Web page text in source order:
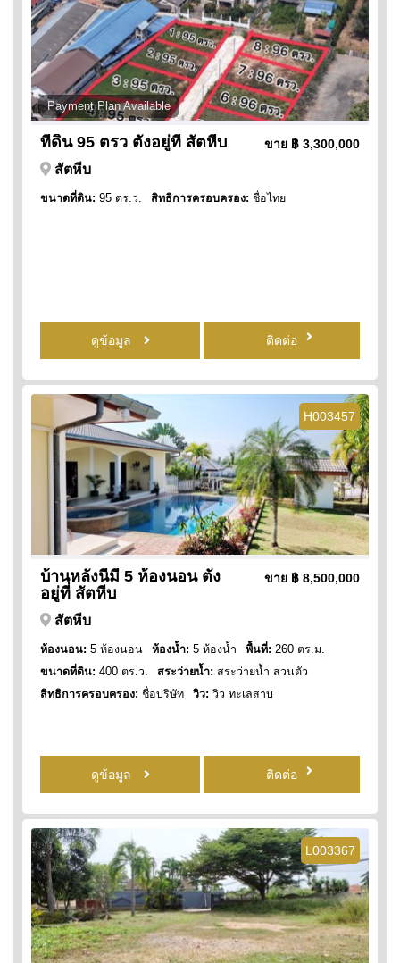
Payment Plan Available
ที่ดิน 95 ตรว ตั้งอยู่ที่ สัตหีบ ขาย ฿ 3,300,000
สัตหีบ
ขนาดที่ดิน: 95 ตร.ว. สิทธิการครอบครอง: ชื่อไทย
ดูข้อมูล ติดต่อ
H003457
บ้านหลังนี้มี 5 ห้องนอน ตั้ง
อยู่ที่ สัตหีบ
ขาย ฿ 8,500,000
สัตหีบ
ห้องนอน: 5 ห้องนอน ห้องน้ำ: 5 ห้องน้ำ พื้นที่: 260 ตร.ม.
ขนาดที่ดิน: 400 ตร.ว. สระว่ายน้ำ: สระว่ายน้ำ ส่วนตัว
สิทธิการครอบครอง: ชื่อบริษัท วิว: วิว ทะเลสาบ
ดูข้อมูล ติดต่อ
L003367